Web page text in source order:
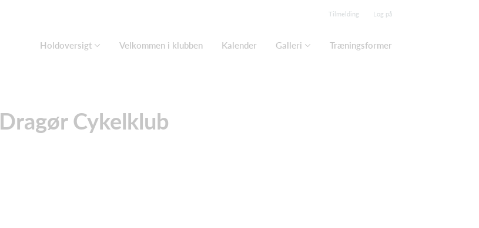
Tilmelding Log på
Holdoversigt Velkommen i klubben Kalender Galleri Træningsformer
Dragør Cykelklub